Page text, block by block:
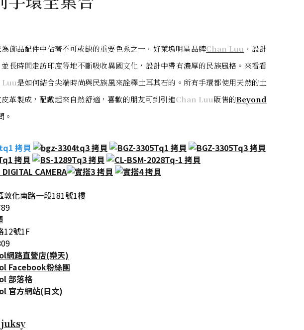
飾品配件中佔著不可或缺的重要色系之一，好萊塢明星品牌Chan Luu ，設計
長時間走訪印度等地不斷吸收異國文化，設計中帶有濃厚的民族風格。來看看
是如何結合尖端時尚與民族風來詮釋土耳其石的。所有手環都使用天然的土
革製成，配戴起來自然舒適，喜歡的朋友可到引進Chan Luu販售的Beyond
。
敦化南路一段181號1樓
12號1F
網路直營店(樂天)
Facebook粉絲團
部落格
官方網站(日文)
juksy